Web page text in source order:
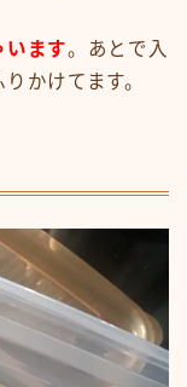
います。あとで入
かけてます。